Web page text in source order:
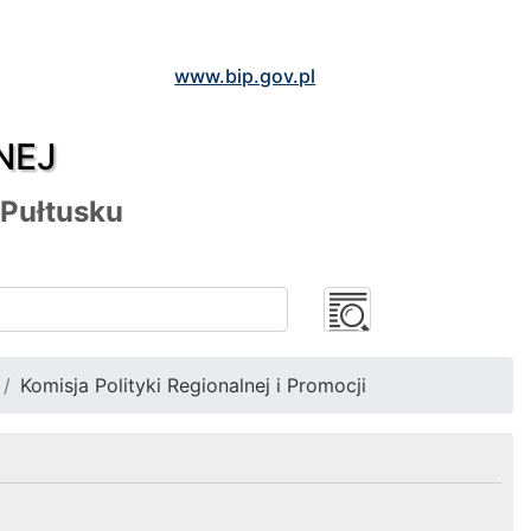
www.bip.gov.pl
Komisja Polityki Regionalnej i Promocji